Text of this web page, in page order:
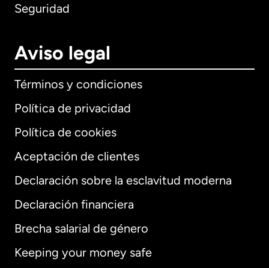
Seguridad
Aviso legal
Términos y condiciones
Política de privacidad
Política de cookies
Aceptación de clientes
Declaración sobre la esclavitud moderna
Declaración financiera
Brecha salarial de género
Keeping your money safe
Internacional English
Alemania